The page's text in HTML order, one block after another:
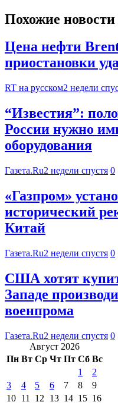
Похожие новости
Цена нефти
приостановки
RT на русском2 недели
“Известия”:
России нужно
оборудования
Газета.Ru2 недели спустя 0
«Газпром»
исторический
Китай
Газета.Ru2 недели спустя 0
США хотят
Западе
военпрома
Газета.Ru2 недели спустя 0
Август 2026
Пн Вт Ср Чт Пт Сб Вс
1
2
3
4 5 6 7 8
9
10 11 12 13 14 15 16